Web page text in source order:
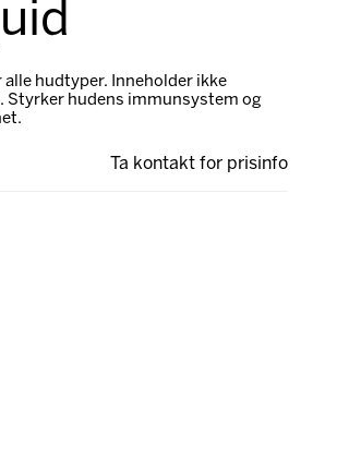
hudtyper. Inneholder ikke
Styrker hudens immunsystem og
Ta kontakt for prisinfo